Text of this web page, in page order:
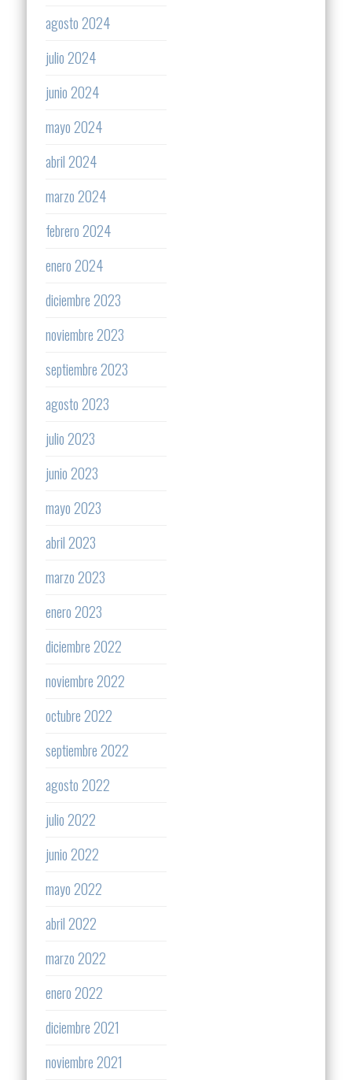
agosto 2024
julio 2024
junio 2024
mayo 2024
abril 2024
marzo 2024
febrero 2024
enero 2024
diciembre 2023
noviembre 2023
septiembre 2023
agosto 2023
julio 2023
junio 2023
mayo 2023
abril 2023
marzo 2023
enero 2023
diciembre 2022
noviembre 2022
octubre 2022
septiembre 2022
agosto 2022
julio 2022
junio 2022
mayo 2022
abril 2022
marzo 2022
enero 2022
diciembre 2021
noviembre 2021